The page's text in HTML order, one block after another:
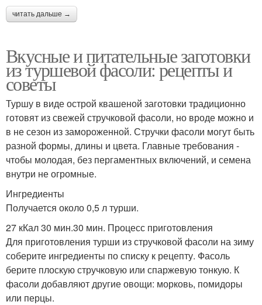
читать дальше →
Вкусные и питательные заготовки
из туршевой фасоли: рецепты и
советы
Туршу в виде острой квашеной заготовки традиционно
готовят из свежей стручковой фасоли, но вроде можно и
в не сезон из замороженной. Стручки фасоли могут быть
разной формы, длины и цвета. Главные требования -
чтобы молодая, без пергаментных включений, и семена
внутри не огромные.
Ингредиенты
Получается около 0,5 л турши.
27 кКал 30 мин.30 мин. Процесс приготовления
Для приготовления турши из стручковой фасоли на зиму
соберите ингредиенты по списку к рецепту. Фасоль
берите плоскую стручковую или спаржевую тонкую. К
фасоли добавляют другие овощи: морковь, помидоры
или перцы.